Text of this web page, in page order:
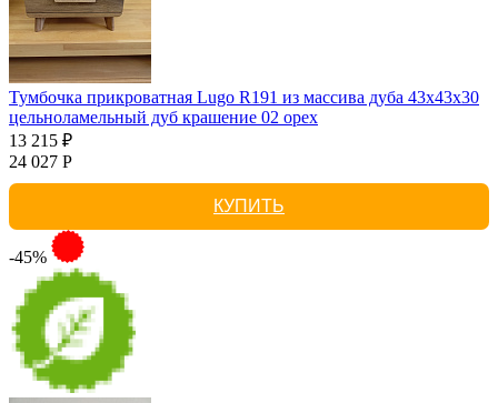
Тумбочка прикроватная Lugo R191 из массива дуба 43х43х30
цельноламельный дуб крашение 02 орех
13 215 ₽
24 027 Р
КУПИТЬ
-45%